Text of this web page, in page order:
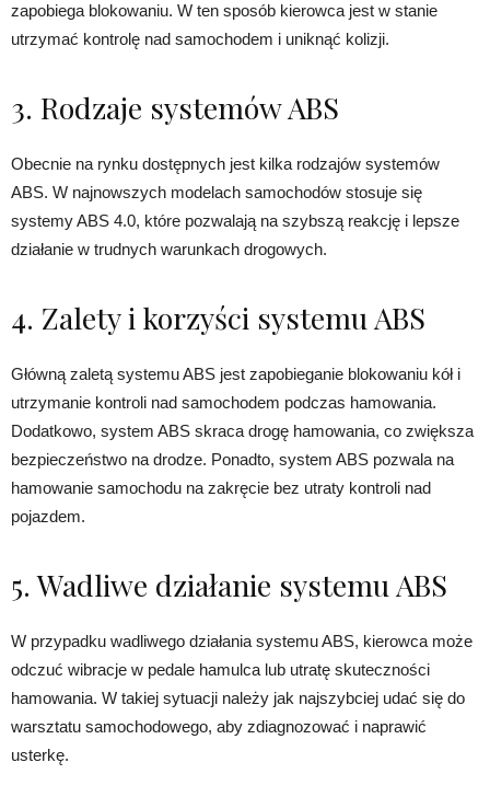
zapobiega blokowaniu. W ten sposób kierowca jest w stanie
utrzymać kontrolę nad samochodem i uniknąć kolizji.
3. Rodzaje systemów ABS
Obecnie na rynku dostępnych jest kilka rodzajów systemów
ABS. W najnowszych modelach samochodów stosuje się
systemy ABS 4.0, które pozwalają na szybszą reakcję i lepsze
działanie w trudnych warunkach drogowych.
4. Zalety i korzyści systemu ABS
Główną zaletą systemu ABS jest zapobieganie blokowaniu kół i
utrzymanie kontroli nad samochodem podczas hamowania.
Dodatkowo, system ABS skraca drogę hamowania, co zwiększa
bezpieczeństwo na drodze. Ponadto, system ABS pozwala na
hamowanie samochodu na zakręcie bez utraty kontroli nad
pojazdem.
5. Wadliwe działanie systemu ABS
W przypadku wadliwego działania systemu ABS, kierowca może
odczuć wibracje w pedale hamulca lub utratę skuteczności
hamowania. W takiej sytuacji należy jak najszybciej udać się do
warsztatu samochodowego, aby zdiagnozować i naprawić
usterkę.